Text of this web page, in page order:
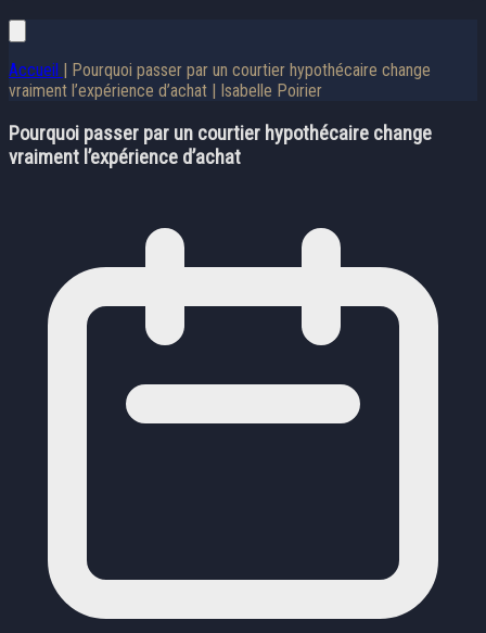
Accueil | Pourquoi passer par un courtier hypothécaire change
vraiment l’expérience d’achat | Isabelle Poirier
Pourquoi passer par un courtier hypothécaire change
vraiment l’expérience d’achat